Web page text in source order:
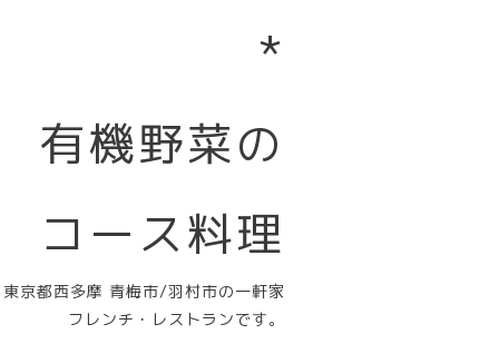
*
有機野菜の
コース料理
東京都西多摩 青梅市/羽村市の一軒家
フレンチ・レストランです。